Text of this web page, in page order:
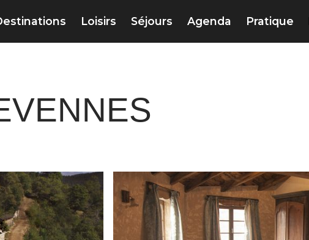
Loisirs Séjours Agenda Pratique